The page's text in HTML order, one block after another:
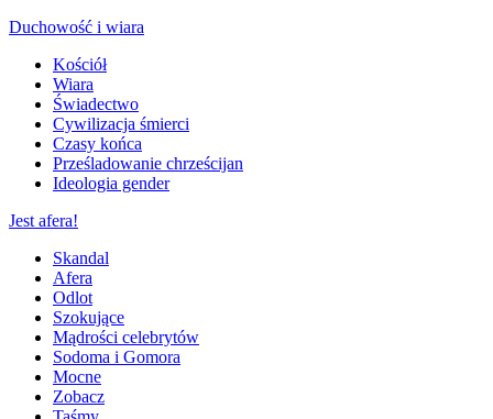
Duchowość i wiara
Kościół
Wiara
Świadectwo
Cywilizacja śmierci
Czasy końca
Prześladowanie chrześcijan
Ideologia gender
Jest afera!
Skandal
Afera
Odlot
Szokujące
Mądrości celebrytów
Sodoma i Gomora
Mocne
Zobacz